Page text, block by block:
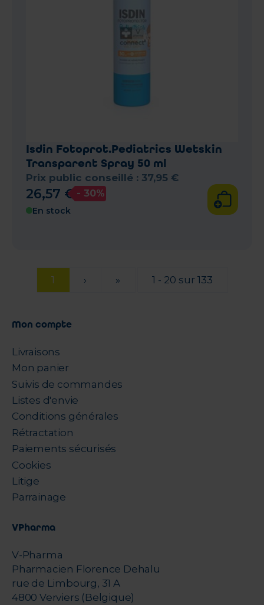
Isdin Fotoprot.Pediatrics Wetskin
Transparent Spray 50 ml
Prix public conseillé : 37,95 €
26,57 € - 30%
En stock
1 › » 1 - 20 sur 133
Mon compte
Livraisons
Mon panier
Suivis de commandes
Listes d'envie
Conditions générales
Rétractation
Paiements sécurisés
Cookies
Litige
Parrainage
VPharma
V-Pharma
Pharmacien Florence Dehalu
rue de Limbourg, 31 A
4800 Verviers (Belgique)